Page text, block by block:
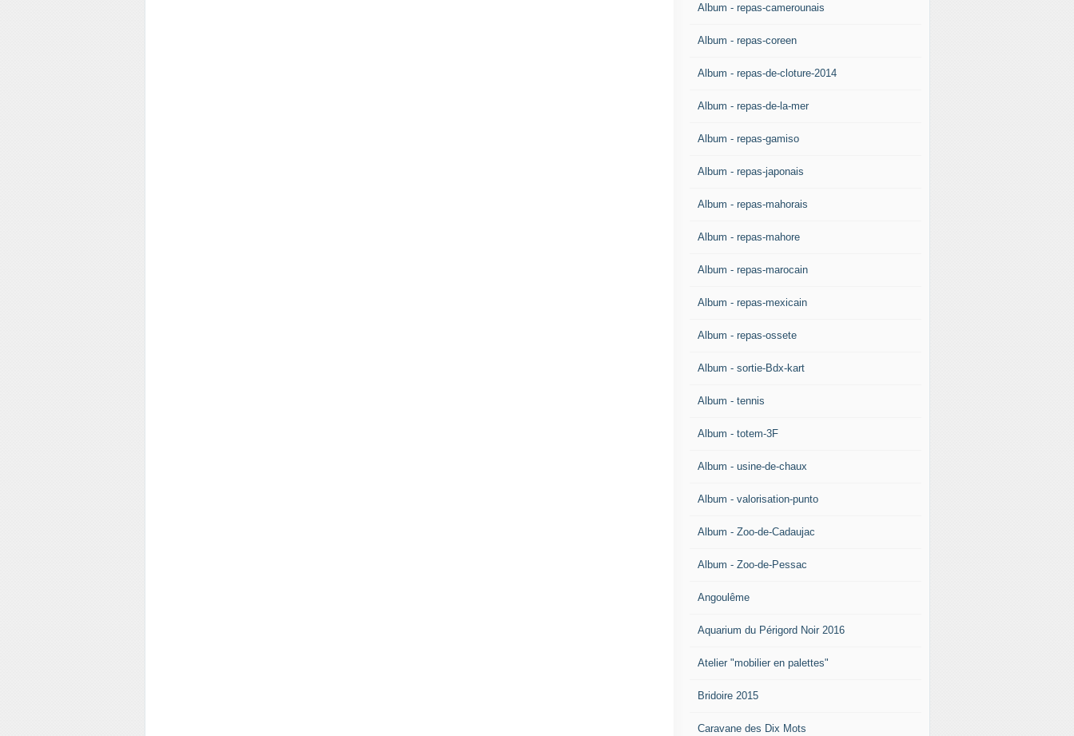
Album - repas-camerounais
Album - repas-coreen
Album - repas-de-cloture-2014
Album - repas-de-la-mer
Album - repas-gamiso
Album - repas-japonais
Album - repas-mahorais
Album - repas-mahore
Album - repas-marocain
Album - repas-mexicain
Album - repas-ossete
Album - sortie-Bdx-kart
Album - tennis
Album - totem-3F
Album - usine-de-chaux
Album - valorisation-punto
Album - Zoo-de-Cadaujac
Album - Zoo-de-Pessac
Angoulême
Aquarium du Périgord Noir 2016
Atelier "mobilier en palettes"
Bridoire 2015
Caravane des Dix Mots